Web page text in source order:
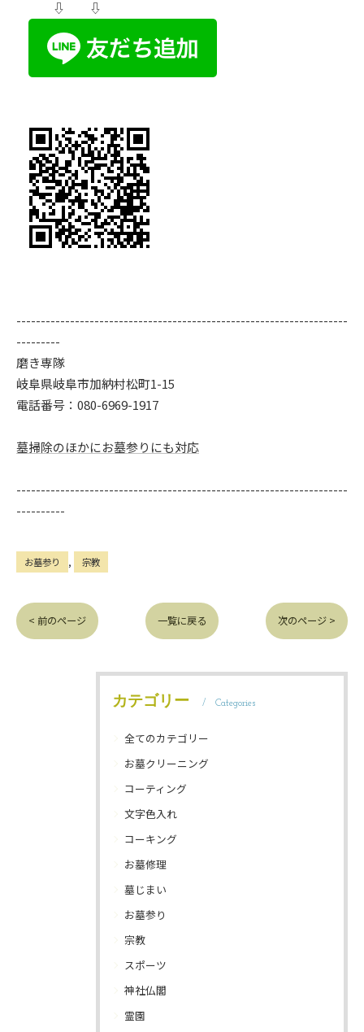
⇩ ⇩
--------------------------------------------------------------------
---------
磨き専隊
岐阜県岐阜市加納村松町1-15
電話番号：080-6969-1917
墓掃除のほかにお墓参りにも対応
--------------------------------------------------------------------
----------
お墓参り 宗教
< 前のページ 一覧に戻る 次のページ >
カテゴリー Categories
全てのカテゴリー
お墓クリーニング
コーティング
文字色入れ
コーキング
お墓修理
墓じまい
お墓参り
宗教
スポーツ
神社仏閣
霊園